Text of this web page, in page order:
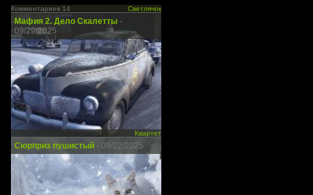
Комментариев 14 Светлячок
Мафия 2. Дело Скалетты -
09/29/2025
Квартет
Сюрприз пушистый - 09/22/2025